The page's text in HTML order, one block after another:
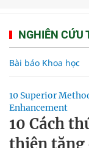
NGHIÊN CỨU
Bài báo Khoa học
10 Superior
Enhancement
10 Cách
thiện tăng